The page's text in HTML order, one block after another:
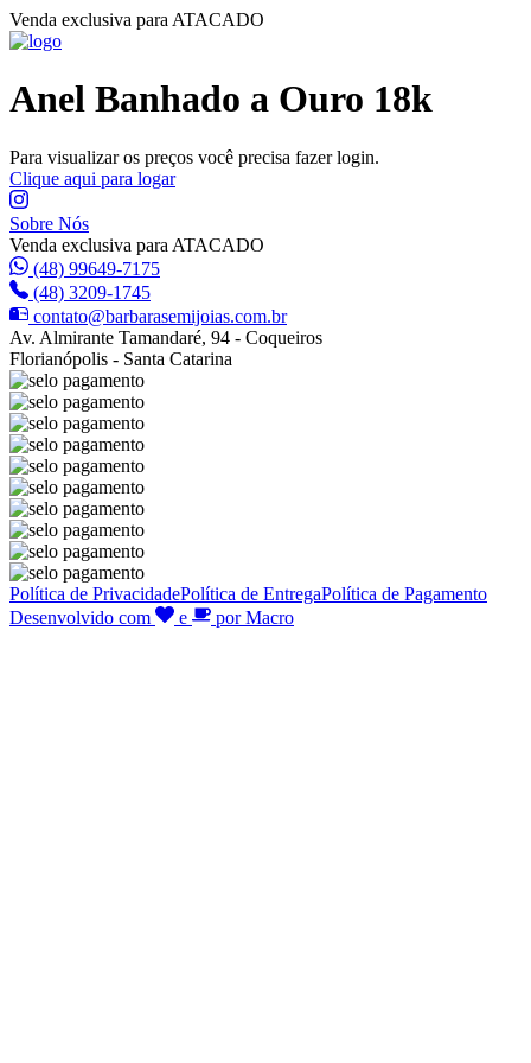
Venda exclusiva para ATACADO
Anel Banhado a Ouro 18k
Para visualizar os preços você precisa fazer login.
Clique aqui para logar
Sobre Nós
Venda exclusiva para ATACADO
(48) 99649-7175
(48) 3209-1745
contato@barbarasemijoias.com.br
Av. Almirante Tamandaré, 94 - Coqueiros
Florianópolis - Santa Catarina
Política de PrivacidadePolítica de EntregaPolítica de Pagamento
Desenvolvido com
e por Macro